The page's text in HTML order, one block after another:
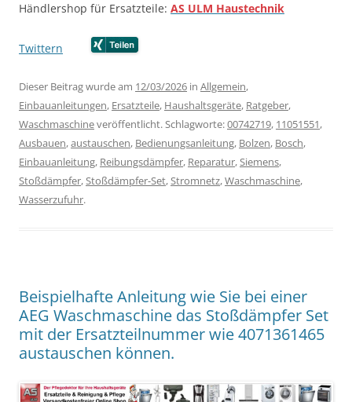
Händlershop für Ersatzteile: AS ULM Haustechnik
Twittern
Dieser Beitrag wurde am 12/03/2026 in Allgemein,
Einbauanleitungen, Ersatzteile, Haushaltsgeräte, Ratgeber,
Waschmaschineveröffentlicht. Schlagworte:00742719, 11051551,
Ausbauen,austauschen, Bedienungsanleitung, Bolzen, Bosch,
Einbauanleitung, Reibungsdämpfer, Reparatur,Siemens,
Stoßdämpfer,Stoßdämpfer-Set,Stromnetz,Waschmaschine,
Wasserzufuhr.
Beispielhafte Anleitung wie Sie bei einer
AEG Waschmaschine das Stoßdämpfer Set
mit der Ersatzteilnummer wie 4071361465
austauschen können.